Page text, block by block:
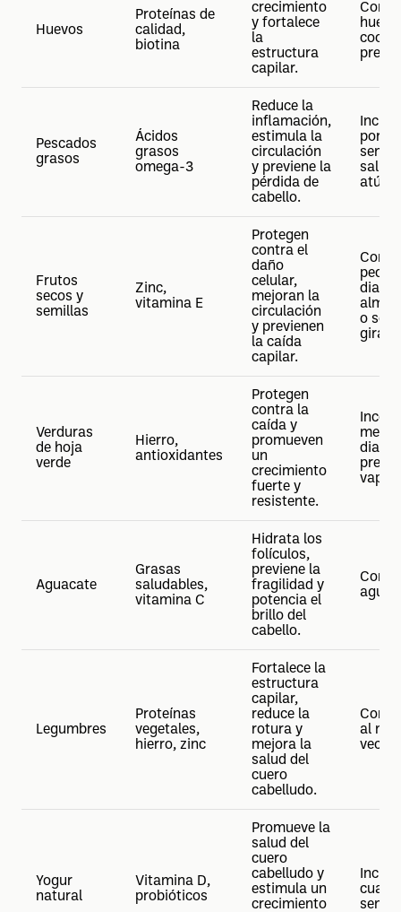
Huevos
Proteínas de
calidad,
biotina
crecimiento
y fortalece
la
estructura
capilar.
cocido
Pescados
grasos
Ácidos
grasos
omega-3
Reduce la
inflamación,
estimula la
circulación
y previene la
pérdida de
cabello.
atún.
Frutos
secos y
semillas
Zinc,
vitamina E
Protegen
contra el
daño
celular,
mejoran la
circulación
y previenen
la caída
capilar.
diaria
o
Verduras
de hoja
verde
Hierro,
antioxidantes
Protegen
contra la
caída y
promueven
un
crecimiento
fuerte y
resistente.
diaria,
vapor.
Aguacate
Grasas
saludables,
vitamina C
Hidrata los
folículos,
previene la
fragilidad y
potencia el
brillo del
cabello.
Legumbres
Proteínas
vegetales,
hierro, zinc
Fortalece la
estructura
capilar,
reduce la
rotura y
mejora la
salud del
cuero
cabelludo.
al
veces
Yogur
natural
Vitamina D,
probióticos
Promueve la
salud del
cuero
cabelludo y
estimula un
crecimiento